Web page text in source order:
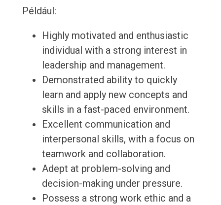
Például:
Highly motivated and enthusiastic
individual with a strong interest in
leadership and management.
Demonstrated ability to quickly
learn and apply new concepts and
skills in a fast-paced environment.
Excellent communication and
interpersonal skills, with a focus on
teamwork and collaboration.
Adept at problem-solving and
decision-making under pressure.
Possess a strong work ethic and a